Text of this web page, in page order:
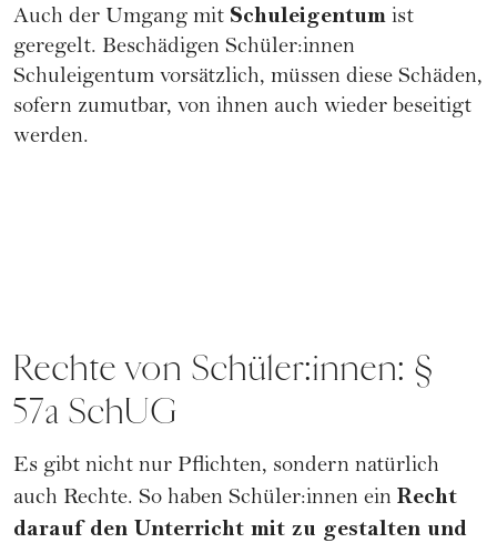
Auch der Umgang mit Schuleigentum ist
geregelt. Beschädigen Schüler:innen
Schuleigentum vorsätzlich, müssen diese Schäden,
sofern zumutbar, von ihnen auch wieder beseitigt
werden.
Rechte von Schüler:innen: §
57a SchUG
Es gibt nicht nur Pflichten, sondern natürlich
auch Rechte. So haben Schüler:innen ein Recht
darauf den Unterricht mit zu gestalten und